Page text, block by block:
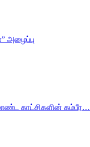
அழைப்பு
காட்சிகளின் கம்பீர…